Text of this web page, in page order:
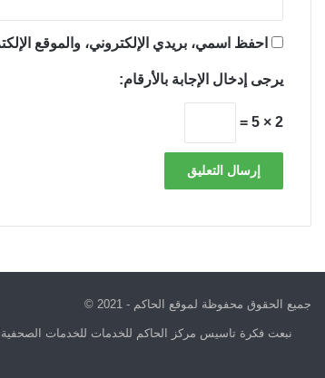
احفظ اسمي، بريدي الإلكتروني، والموقع
يرجى إدخال الإجابة بالأرقام:
2 × 5 =
جميع الحقوق محفوظة لموقع الحاكم - 2021 ©
نبعت فكرة تاسيس مركز الحاكم للخدمات للخدمات الصحفية